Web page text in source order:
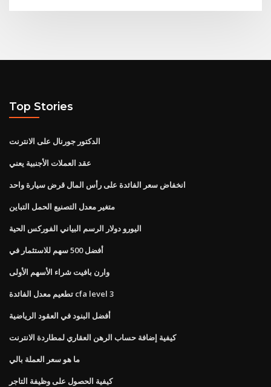
Top Stories
الدكتور جورنال على الانترنت
عقد العملات الأجنبية يعني
انخفاض سعر الفائدة على رأس المال قرض سيارة واحد
متغير معدل التصنيع الحمل التباين
اليورو دولار الرسم البياني الفوركس الحية
أفضل 500 سهم للاستثمار في
وارن بافيت شراء الأسهم الأولى
تطعيم معدل الفائدة cfa level 3
أفضل البنود في العقود الرياضية
كيفية إضافة حساب الرهن العقاري لمطاردة الانترنت
ما هو سعر العملة بالي
كيفية الحصول على وظيفة التاجر